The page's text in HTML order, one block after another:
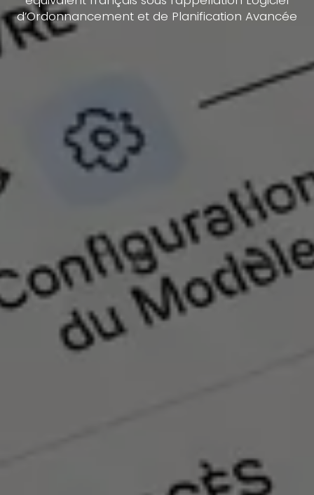
d’Ordonnancement et de Planification Avancée